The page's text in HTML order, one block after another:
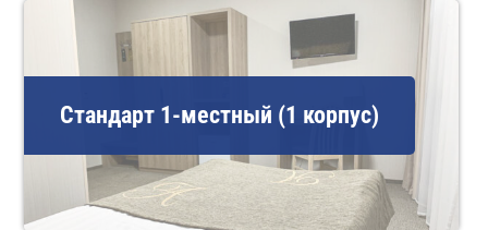
Стандарт 1-местный (1 корпус)